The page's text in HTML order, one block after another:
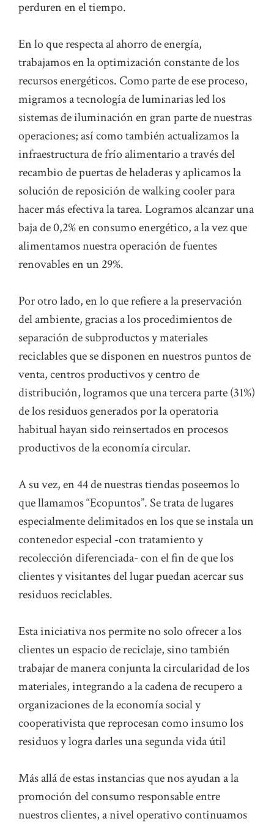
perduren en el tiempo.
En lo que respecta al ahorro de energía,
trabajamos en la optimización constante de los
recursos energéticos. Como parte de ese proceso,
migramos a tecnología de luminarias led los
sistemas de iluminación en gran parte de nuestras
operaciones; así como también actualizamos la
infraestructura de frío alimentario a través del
recambio de puertas de heladeras y aplicamos la
solución de reposición de walking cooler para
hacer más efectiva la tarea. Logramos alcanzar una
baja de 0,2% en consumo energético, a la vez que
alimentamos nuestra operación de fuentes
renovables en un 29%.
Por otro lado, en lo que refiere a la preservación
del ambiente, gracias a los procedimientos de
separación de subproductos y materiales
reciclables que se disponen en nuestros puntos de
venta, centros productivos y centro de
distribución, logramos que una tercera parte (31%)
de los residuos generados por la operatoria
habitual hayan sido reinsertados en procesos
productivos de la economía circular.
A su vez, en 44 de nuestras tiendas poseemos lo
que llamamos “Ecopuntos”. Se trata de lugares
especialmente delimitados en los que se instala un
contenedor especial -con tratamiento y
recolección diferenciada- con el fin de que los
clientes y visitantes del lugar puedan acercar sus
residuos reciclables.
Esta iniciativa nos permite no solo ofrecer a los
clientes un espacio de reciclaje, sino también
trabajar de manera conjunta la circularidad de los
materiales, integrando a la cadena de recupero a
organizaciones de la economía social y
cooperativista que reprocesan como insumo los
residuos y logra darles una segunda vida útil
Más allá de estas instancias que nos ayudan a la
promoción del consumo responsable entre
nuestros clientes, a nivel operativo continuamos